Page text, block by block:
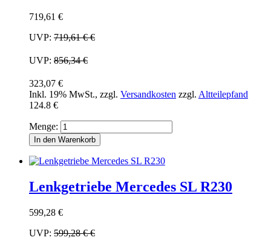
719,61 €
UVP: 719,61 €€
UVP: 856,34 €
323,07 €
Inkl. 19% MwSt., zzgl. Versandkosten zzgl. Altteilepfand
124.8 €
Menge:
In den Warenkorb
Lenkgetriebe Mercedes SL R230
599,28 €
UVP: 599,28 €€